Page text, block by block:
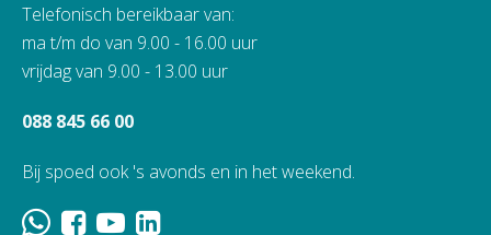
Telefonisch bereikbaar van:
ma t/m do van 9.00 - 16.00 uur
vrijdag van 9.00 - 13.00 uur
088 845 66 00
Bij spoed ook 's avonds en in het weekend.